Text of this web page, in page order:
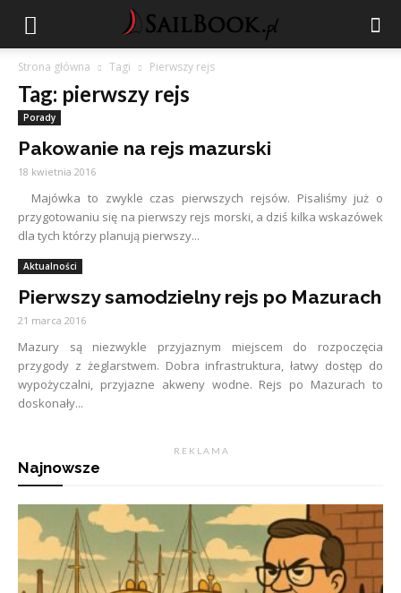
Strona główna Tagi Pierwszy rejs
Tag: pierwszy rejs
Porady
Pakowanie na rejs mazurski
18 kwietnia 2016
Majówka to zwykle czas pierwszych rejsów. Pisaliśmy już o
przygotowaniu się na pierwszy rejs morski, a dziś kilka wskazówek
dla tych którzy planują pierwszy...
Aktualności
Pierwszy samodzielny rejs po Mazurach
21 marca 2016
Mazury są niezwykle przyjaznym miejscem do rozpoczęcia
przygody z żeglarstwem. Dobra infrastruktura, łatwy dostęp do
wypożyczalni, przyjazne akweny wodne. Rejs po Mazurach to
doskonały...
R E K L A M A
Najnowsze